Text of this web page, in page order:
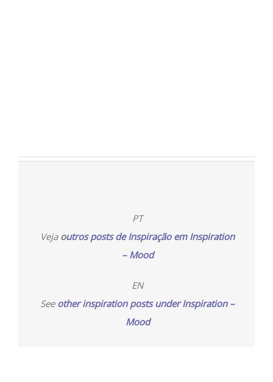
PT
Veja outros posts de Inspiração em Inspiration
– Mood
EN
See other inspiration posts under Inspiration –
Mood